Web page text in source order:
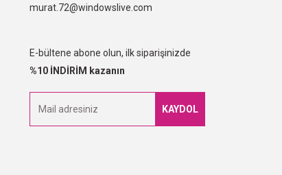
murat.72@windowslive.com
E-bültene abone olun, ilk siparişinizde
%10 İNDİRİM kazanın
KAYDOL